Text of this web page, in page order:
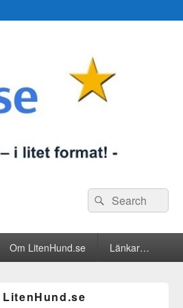
Search
for:
Search
Om LitenHund.se Länkar…